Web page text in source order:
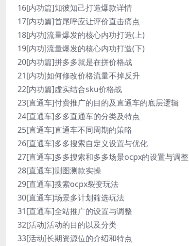
16[内功篇]知彼知己打造爆款详情
17[内功篇]首尾呼应让评价直击痛点
18[内功]流量爆发的核心内功打造(上)
19[内功]流量爆发的核心内功打造(下)
20[内功篇]拼多多就是在拼价格战
21[内功]如何修改价格流量不掉反升
22[内功篇]虚实结合sku价格战
23[直通车]付费推广的目的及直通车的底层逻辑
24[直通车]多多直通车的分类及特点
25[直通车]直通车不同周期的策略
26[直通车]多多搜索自定义设置与优化
27[直通车]多多搜索和多多场景ocpx的设置与调整
28[直通车]测图测款实操
29[直通车]搜索ocpx裂变玩法
30[直通车]场景多计划筛选玩法
31[直通车]全站推广的设置与调整
32[活动]活动的目的以及分类
33[活动]长期资源位的介绍和特点